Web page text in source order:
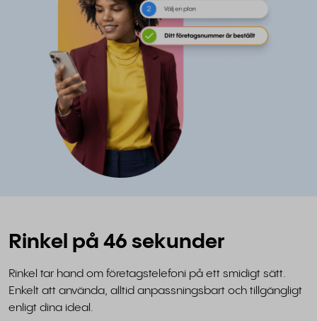
Rinkel på 46 sekunder
Rinkel tar hand om företagstelefoni på ett smidigt sätt.
Enkelt att använda, alltid anpassningsbart och tillgängligt
enligt dina ideal.